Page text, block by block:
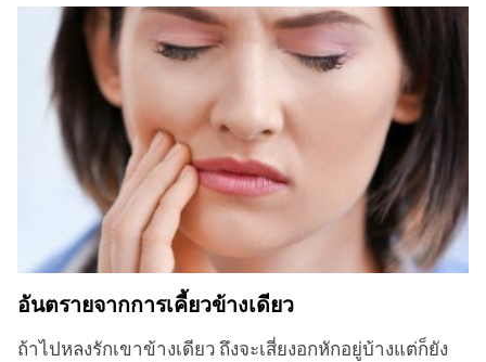
อันตรายจากการเคี้ยวข้างเดียว
ถ้าไปหลงรักเขาข้างเดียว ถึงจะเสี่ยงอกหักอยู่บ้างแต่ก็ยัง